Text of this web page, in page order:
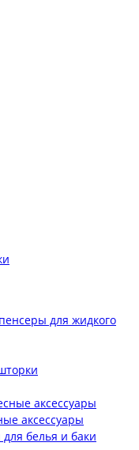
для жидкого
аксессуары
белья и баки